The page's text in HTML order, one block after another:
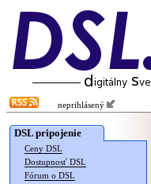
neprihlásený
DSL pripojenie
Ceny DSL
Dostupnosť DSL
Fórum o DSL